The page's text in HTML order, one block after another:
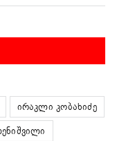
ირაკლი კობახიძე